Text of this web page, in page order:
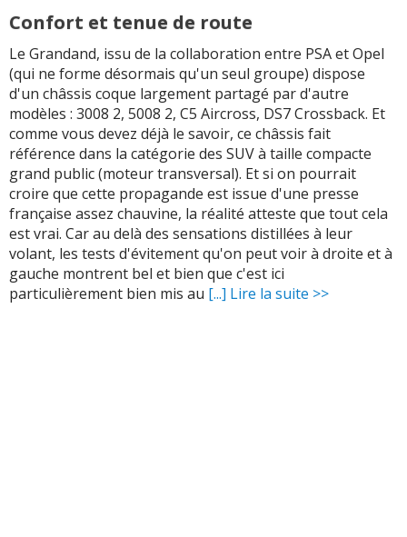
Confort et tenue de route
Le Grandand, issu de la collaboration entre PSA et Opel
(qui ne forme désormais qu'un seul groupe) dispose
d'un châssis coque largement partagé par d'autre
modèles : 3008 2, 5008 2, C5 Aircross, DS7 Crossback. Et
comme vous devez déjà le savoir, ce châssis fait
référence dans la catégorie des SUV à taille compacte
grand public (moteur transversal). Et si on pourrait
croire que cette propagande est issue d'une presse
française assez chauvine, la réalité atteste que tout cela
est vrai. Car au delà des sensations distillées à leur
volant, les tests d'évitement qu'on peut voir à droite et à
gauche montrent bel et bien que c'est ici
particulièrement bien mis au [...] Lire la suite >>